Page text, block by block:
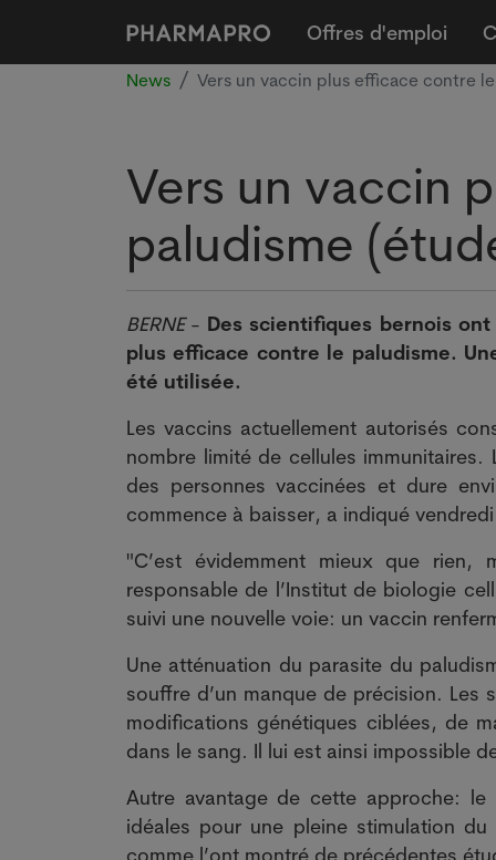
Offres d'emploi
News Vers un vaccin plus efficace contre
Vers un vaccin
paludisme
BERNE- Des scientifiques bernois
plus efficace contre le paludisme.
été utilisée.
Les vaccins actuellement autorisés
nombre limité de cellules
des personnes vaccinées et dure
commence à baisser, a indiqué
"C’est évidemment mieux que rien,
responsable de l’Institut de biologie
suivi une nouvelle voie: un vaccin
Une atténuation du parasite du
souffre d’un manque de précision.
modifications génétiques ciblées, de
dans le sang. Il lui est ainsi impossible
Autre avantage de cette approche:
idéales pour une pleine stimulation
comme l’ont montré de précédentes